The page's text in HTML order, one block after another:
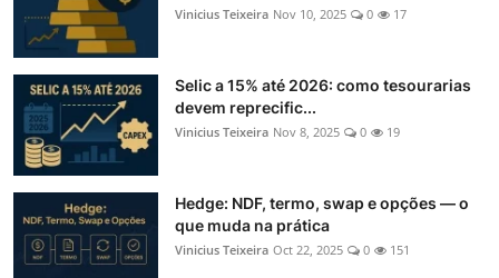
Vinicius Teixeira Nov 10, 2025 0 17
Selic a 15% até 2026: como tesourarias
devem reprecific...
Vinicius Teixeira Nov 8, 2025 0 19
Hedge: NDF, termo, swap e opções — o
que muda na prática
Vinicius Teixeira Oct 22, 2025 0 151